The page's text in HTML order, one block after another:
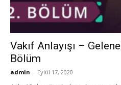
Vakıf Anlayışı –
Bölüm
admin - Eylül 17, 2020